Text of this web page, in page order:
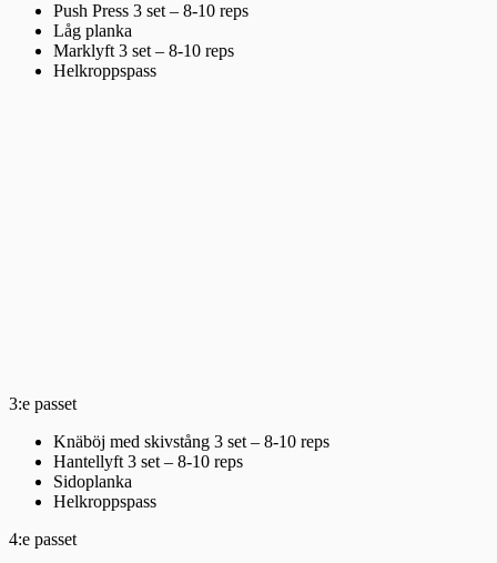
Push Press 3 set – 8-10 reps
Låg planka
Marklyft 3 set – 8-10 reps
Helkroppspass
3:e passet
Knäböj med skivstång 3 set – 8-10 reps
Hantellyft 3 set – 8-10 reps
Sidoplanka
Helkroppspass
4:e passet